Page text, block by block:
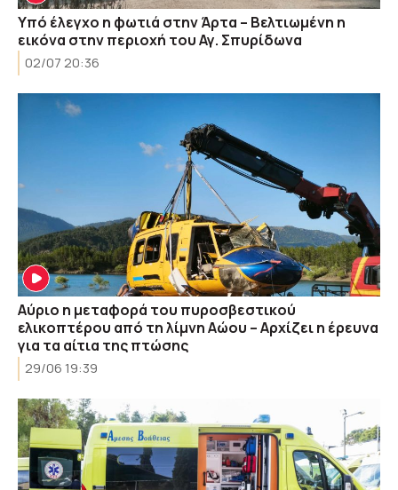
Υπό έλεγχο η φωτιά στην Άρτα – Βελτιωμένη η
εικόνα στην περιοχή του Αγ. Σπυρίδωνα
02/07 20:36
Αύριο η μεταφορά του πυροσβεστικού
ελικοπτέρου από τη λίμνη Αώου – Αρχίζει η έρευνα
για τα αίτια της πτώσης
29/06 19:39